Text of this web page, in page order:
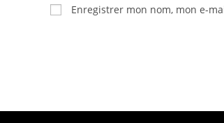
Enregistrer mon nom, mon e-